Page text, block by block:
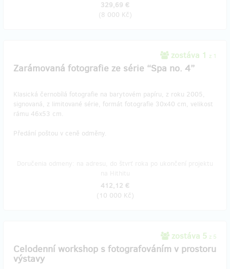
329,69 €
(8 000 Kč)
zostáva 1 z 1
Zarámovaná fotografie ze série “Spa no. 4”
Klasická černobílá fotografie na barytovém papíru, z roku 2005,
signovaná, z limitované série, formát fotografie 30x40 cm, velikost
rámu 46x53 cm.
Předání poštou v ceně odměny.
412,12 €
(10 000 Kč)
zostáva 5 z 5
Celodenní workshop s fotografováním v prostoru
výstavy